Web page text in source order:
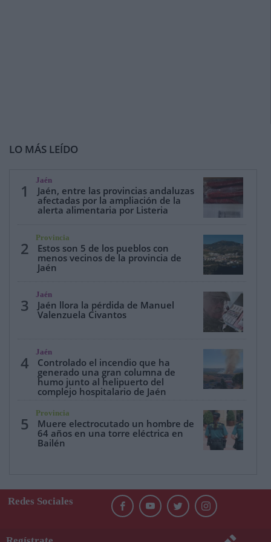
LO MÁS LEÍDO
1
Jaén
Jaén, entre las provincias andaluzas
afectadas por la ampliación de la
alerta alimentaria por Listeria
2
Provincia
Estos son 5 de los pueblos con
menos vecinos de la provincia de
Jaén
3
Jaén
Jaén llora la pérdida de Manuel
Valenzuela Civantos
4
Jaén
Controlado el incendio que ha
generado una gran columna de
humo junto al helipuerto del
complejo hospitalario de Jaén
5
Provincia
Muere electrocutado un hombre de
64 años en una torre eléctrica en
Bailén
Redes Sociales